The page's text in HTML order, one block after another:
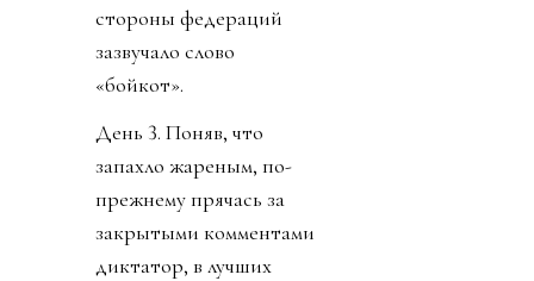
стороны федераций
зазвучало слово
«бойкот».
День 3. Поняв, что
запахло жареным, по-
прежнему прячась за
закрытыми комментами
диктатор, в лучших